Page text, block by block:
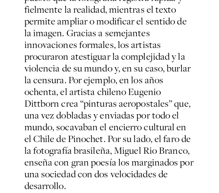
fielmente la realidad, mientras el texto
permite ampliar o modificar el sentido de
la imagen. Gracias a semejantes
innovaciones formales, los artistas
procuraron atestiguar la complejidad y la
violencia de su mundo y, en su caso, burlar
la censura. Por ejemplo, en los años
ochenta, el artista chileno Eugenio
Dittborn crea “pinturas aeropostales” que,
una vez dobladas y enviadas por todo el
mundo, socavaban el encierro cultural en
el Chile de Pinochet. Por su lado, el faro de
la fotografía brasileña, Miguel Rio Branco,
enseña con gran poesía los marginados por
una sociedad con dos velocidades de
desarrollo.